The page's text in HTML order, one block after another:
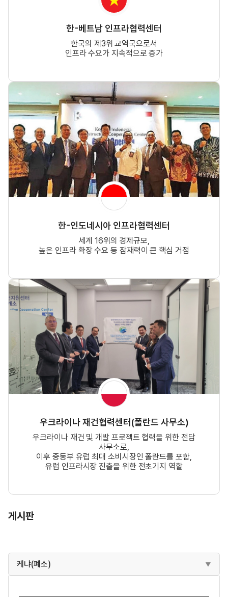
한-베트남 인프라협력센터
한국의 제3위 교역국으로서
인프라 수요가 지속적으로 증가
한-인도네시아 인프라협력센터
세계 16위의 경제규모,
높은 인프라 확장 수요 등 잠재력이 큰 핵심 거점
우크라이나 재건협력센터(폴란드 사무소)
우크라이나 재건 및 개발 프로젝트 협력을 위한 전담
사무소로,
이후 중동부 유럽 최대 소비시장인 폴란드를 포함,
유럽 인프라시장 진출을 위한 전초기지 역할
게시판
케냐(폐소)